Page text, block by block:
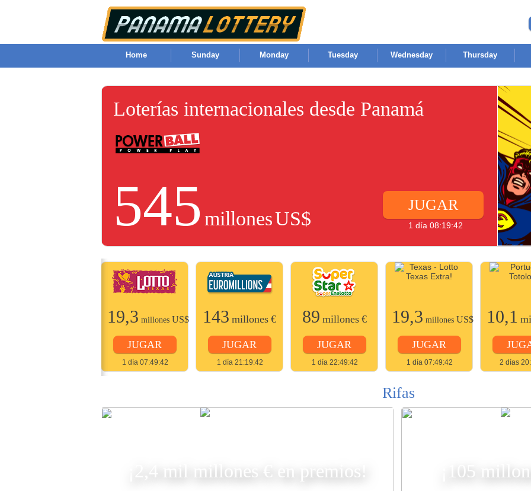
Home Sunday Monday Tuesday Wednesday Thursday
Loterías internacionales desde Panamá
545 millonesUS$
JUGAR
1 día 08:19:42
19,3 millones US$
JUGAR
1 día 07:49:42
143 millones €
JUGAR
1 día 21:19:42
89 millones €
JUGAR
1 día 22:49:42
19,3 millones US$
JUGAR
1 día 07:49:42
10,1
2 días
Rifas
¡2,4 mil millones € en premios! ¡105